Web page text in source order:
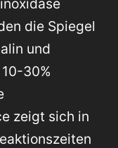
die Spiegel
und
30%
zeigt sich in